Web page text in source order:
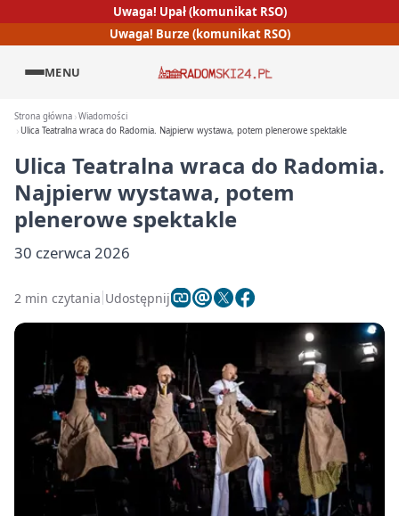
Uwaga! Upał (komunikat RSO)
Uwaga! Burze (komunikat RSO)
MENU
Strona główna Wiadomości
Ulica Teatralna wraca do Radomia. Najpierw wystawa, potem plenerowe spektakle
Ulica Teatralna wraca do Radomia.
Najpierw wystawa, potem
plenerowe spektakle
30 czerwca 2026
2 min czytania Udostępnij